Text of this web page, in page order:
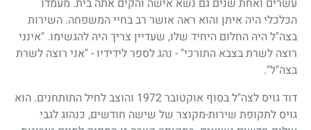
הכלכלי היה איתן והוא ראה אושר רב בחיי המשפחה. השירות
בצה"ל היה החלום היחיד שלו, שעדיין צריך היה להגשימו. "אינני
רוצה לשרת בצבא התורכי" - נהג לספר לידידיו - "אני רוצה לשרת
בצה"ל".
דוד גויס לצה"ל בסוף אוקטובר1972 והוצב לחיל התותחנים. הוא
גויס לתקופת שירות-מקוצר של שישה חודשים, כנהוג לגבי